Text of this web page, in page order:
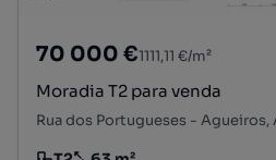
70 000 €1111,11 €/m²
Moradia T2 para venda
Rua dos Portugueses - Agueiros,